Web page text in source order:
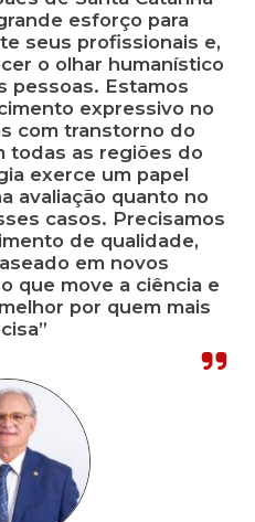
esforço para
seus profissionais e,
o olhar humanístico
pessoas. Estamos
expressivo no
com transtorno do
todas as regiões do
exerce um papel
avaliação quanto no
casos. Precisamos
de qualidade,
em novos
que move a ciência e
por quem mais